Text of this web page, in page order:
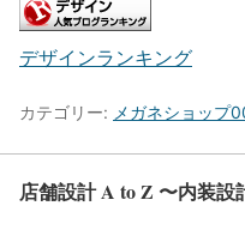
デザインランキング
カテゴリー: メガネショップ
店舗設計 A to Z 〜内装設